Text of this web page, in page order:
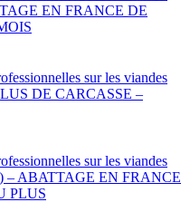
EN FRANCE DE
sur les viandes
DE CARCASSE –
sur les viandes
– ABATTAGE EN FRANCE
PLUS